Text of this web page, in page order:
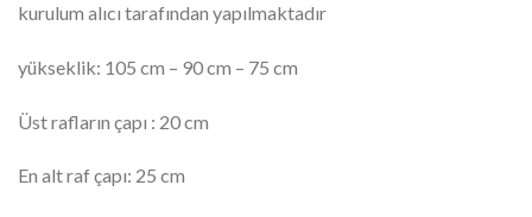
kurulum alıcı tarafından yapılmaktadır
yükseklik: 105 cm – 90 cm – 75 cm
Üst rafların çapı : 20 cm
En alt raf çapı: 25 cm